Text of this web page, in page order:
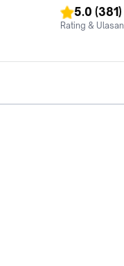
5.0 (381)
Rating & Ulasan